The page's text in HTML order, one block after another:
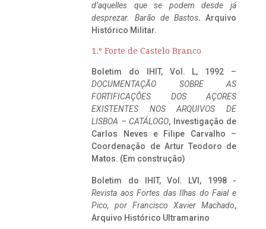
d’aquelles que se podem desde já
desprezar. Barão de Bastos. Arquivo
Histórico Militar.
1.º Forte de Castelo Branco
Boletim do IHIT, Vol. L, 1992 –
DOCUMENTAÇÃO SOBRE AS
FORTIFICAÇÕES DOS AÇORES
EXISTENTES NOS ARQUIVOS DE
LISBOA – CATÁLOGO, Investigação de
Carlos Neves e Filipe Carvalho –
Coordenação de Artur Teodoro de
Matos. (Em construção)
Boletim do IHIT, Vol. LVI, 1998 -
Revista aos Fortes das Ilhas do Faial e
Pico, por Francisco Xavier Machado,
Arquivo Histórico Ultramarino